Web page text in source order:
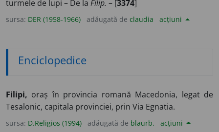
turmele de lupi – De la Filip. – [3374]
sursa: DER (1958-1966) adăugată de claudia acțiuni
Enciclopedice
Filipi, oraș în provincia romană Macedonia, legat de
Tesalonic, capitala provinciei, prin Via Egnatia.
sursa: D.Religios (1994) adăugată de blaurb. acțiuni